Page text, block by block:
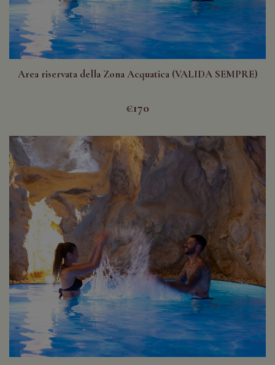
Area riservata della Zona Acquatica (VALIDA SEMPRE)
€170